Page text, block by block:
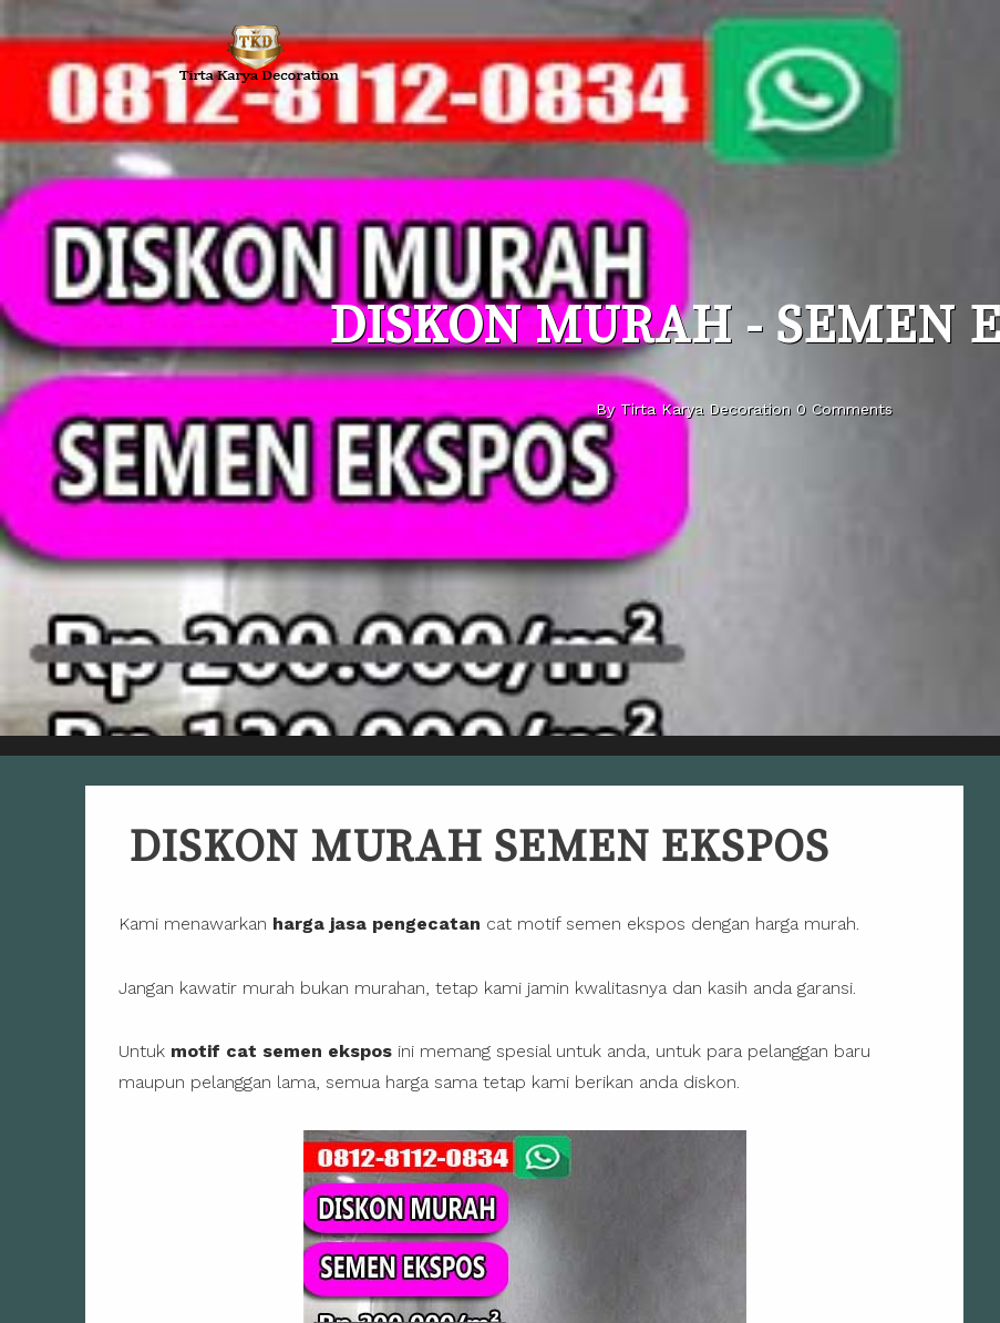
DISKON MURAH - SEMEN
By Tirta Karya Decoration 0 Comments
DISKON MURAH SEMEN EKSPOS
Kami menawarkan harga jasa pengecatan cat motif semen ekspos dengan harga murah.
Jangan kawatir murah bukan murahan, tetap kami jamin kwalitasnya dan kasih anda garansi.
Untuk motif cat semen ekspos ini memang spesial untuk anda, untuk para pelanggan baru
maupun pelanggan lama, semua harga sama tetap kami berikan anda diskon.